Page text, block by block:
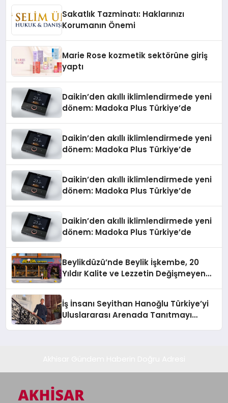
Sakatlık Tazminatı: Haklarınızı
Korumanın Önemi
Marie Rose kozmetik sektörüne giriş
yaptı
Daikin’den akıllı iklimlendirmede yeni
dönem: Madoka Plus Türkiye’de
Daikin’den akıllı iklimlendirmede yeni
dönem: Madoka Plus Türkiye’de
Daikin’den akıllı iklimlendirmede yeni
dönem: Madoka Plus Türkiye’de
Daikin’den akıllı iklimlendirmede yeni
dönem: Madoka Plus Türkiye’de
Beylikdüzü’nde Beylik İşkembe, 20
Yıldır Kalite ve Lezzetin Değişmeyen
İş İnsanı Seyithan Hanoğlu Türkiye’yi
Uluslararası Arenada Tanıtmayı